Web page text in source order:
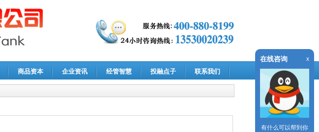
商品资本 企业资讯 经管智慧 投融点子 联系我们
在线咨询 x
有什么可以帮到你